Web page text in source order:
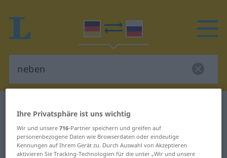
Deutsch-Russisch Übersetzung für
"neben"
Ihre Privatsphäre ist uns wichtig
Wir und unsere716-Partner speichern und greifen auf
personenbezogene Daten wie Browserdaten oder eindeutige
Kennungen auf Ihrem Gerät zu. Durch Auswahl von Akzeptieren
aktivieren Sie Tracking-Technologien für die unter „Wir und unsere